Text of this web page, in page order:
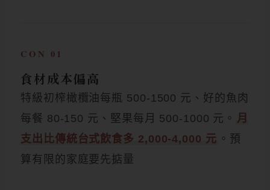
CON 01
食材成本偏高
特級初榨橄欖油每瓶 500-1500 元、好的魚肉
每餐 80-150 元、堅果每月 500-1000 元。 月
支出比傳統台式飲食多 2,000-4,000 元 。預
算有限的家庭要先掂量